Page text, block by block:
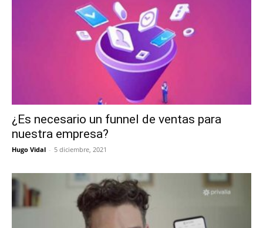
¿Es necesario un funnel de ventas para
nuestra empresa?
Hugo Vidal - 5 diciembre, 2021